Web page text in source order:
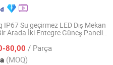
IP67 Su geçirmez LED Dış Mekan
Arada İki Entegre Güneş Paneli
80,00 / Parça
(MOQ)
Group Co., Ltd.
2019